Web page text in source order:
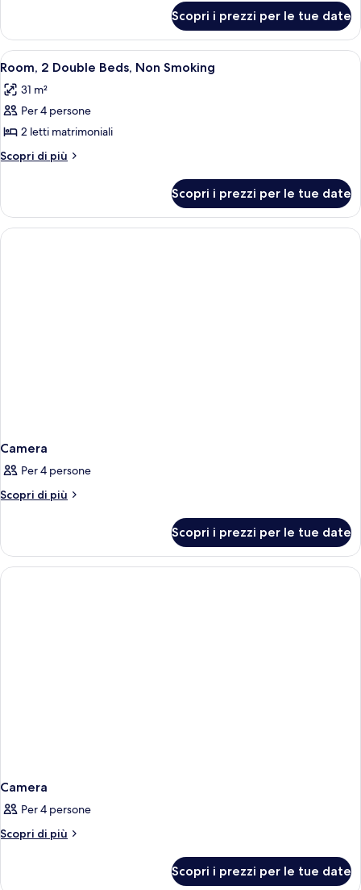
2
letti
matrimoniali
Scopri i prezzi per le tue date
Apri
tutte
le
foto
per
Room,
Beds,
Non
Smoking
Biancheria da letto di alta qualità,
15
Room, 2 Double Beds, Non Smoking
31 m²
Per 4 persone
2 letti matrimoniali
Scopri di più
Altri
2
Double
Beds,
Scopri i prezzi per le tue date
Camera
Per 4 persone
Scopri di più
Altri
Scopri i prezzi per le tue date
Camera
Per 4 persone
Scopri di più
Altri
Scopri i prezzi per le tue date